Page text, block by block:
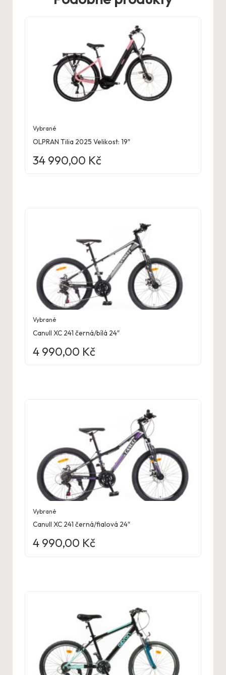
Vybrané
OLPRAN Tilia 2025 Velikost: 19″
34 990,00 Kč
Vybrané
Canull XC 241 černá/bílá 24″
4 990,00 Kč
Vybrané
Canull XC 241 černá/fialová 24″
4 990,00 Kč